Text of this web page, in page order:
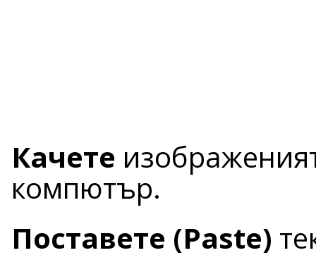
Качете
компютър.
Поставете (Paste)